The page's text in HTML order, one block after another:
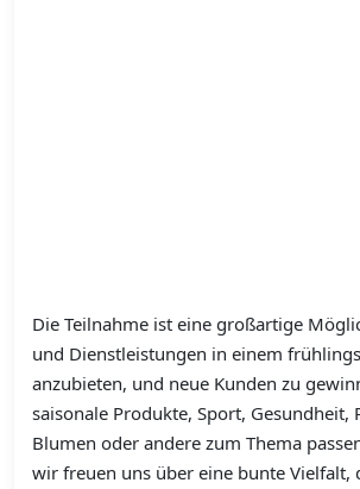
Die Teilnahme ist eine großartige
und Dienstleistungen in einem
anzubieten, und neue Kunden zu
saisonale Produkte, Sport, Gesundheit,
Blumen oder andere zum Thema
wir freuen uns über eine bunte Vielfalt,